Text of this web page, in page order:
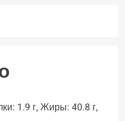
1.9 г, Жиры: 40.8 г,